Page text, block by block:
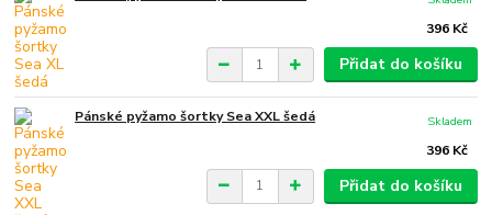
396 Kč
Přidat do košíku
Pánské pyžamo šortky Sea XXL šedá
396 Kč
Skladem
Přidat do košíku